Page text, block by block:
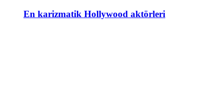
En karizmatik Hollywood aktörleri